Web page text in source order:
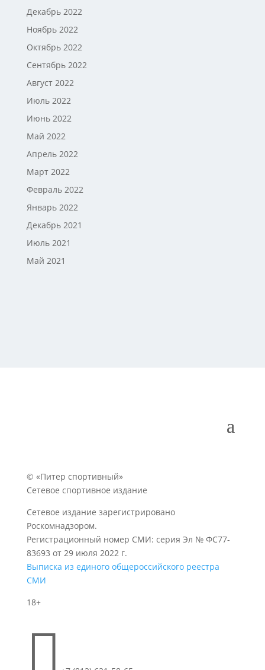
Декабрь 2022
Ноябрь 2022
Октябрь 2022
Сентябрь 2022
Август 2022
Июль 2022
Июнь 2022
Май 2022
Апрель 2022
Март 2022
Февраль 2022
Январь 2022
Декабрь 2021
Июль 2021
Май 2021
© «Питер спортивный»
Сетевое спортивное издание
Сетевое издание зарегистрировано
Роскомнадзором.
Регистрационный номер СМИ: серия Эл № ФС77-
83693 от 29 июля 2022 г.
Выписка из единого общероссийского реестра
СМИ
18+
